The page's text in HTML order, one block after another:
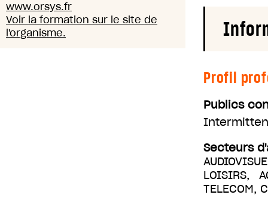
www.orsys.fr
Voir la formation sur le site de
l'organisme.
Profil
Publics
Secteurs
LOISIRS,
TELECOM,